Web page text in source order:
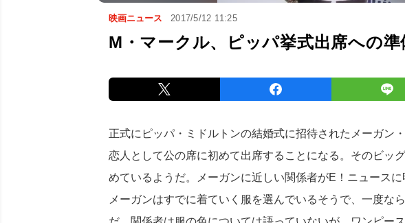
映画ニュース 2017/5/12 11:25
M・マークル、ピッパ挙式出席への準
正式にピッパ・ミドルトンの結婚式に招待されたメーガン
恋人として公の席に初めて出席することになる。そのビッ
めているようだ。メーガンに近しい関係者がE！ニュースに
メーガンはすでに着ていく服を選んでいるそうで、一度な